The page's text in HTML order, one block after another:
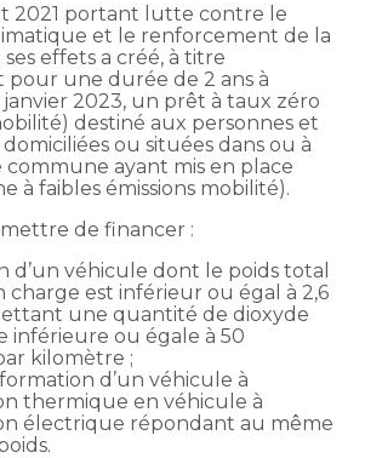
2021 portant lutte contre le
et le renforcement de la
effets a créé, à titre
une durée de 2 ans à
2023, un prêt à taux zéro
destiné aux personnes et
ou situées dans ou à
commune ayant mis en place
à faibles émissions mobilité).
de financer :
d’un véhicule dont le poids total
charge est inférieur ou égal à 2,6
une quantité de dioxyde
inférieure ou égale à 50
kilomètre ;
d’un véhicule à
thermique en véhicule à
électrique répondant au même